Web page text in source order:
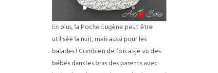
En plus, la Poche Eugène peut être
utilisée la nuit, mais aussi pour les
balades ! Combien de fois ai-je vu des
bébés dans les bras des parents avec